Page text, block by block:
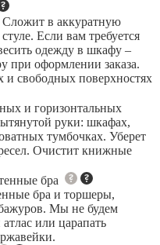
в аккуратную
Если вам требуется
одежду в шкафу –
при оформлении заказа.
свободных поверхностях
и горизонтальных
руки: шкафах,
тумбочках. Уберет
Очистит книжные
бра
бра и торшеры,
Мы не будем
или царапать